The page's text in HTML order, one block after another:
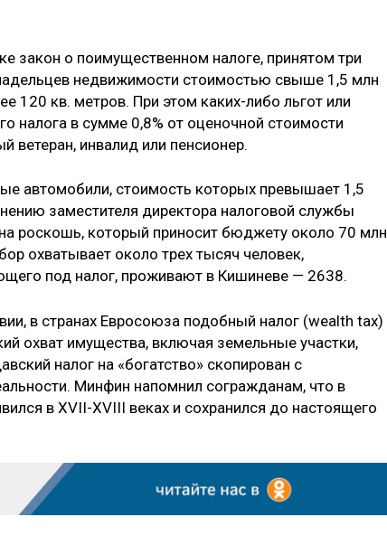
закон о поимущественном налоге, принятом три
недвижимости стоимостью свыше 1,5 млн
120 кв. метров. При этом каких-либо льгот или
налога в сумме 0,8% от оценочной стоимости
ветеран, инвалид или пенсионер.
автомобили, стоимость которых превышает 1,5
заместителя директора налоговой службы
роскошь, который приносит бюджету около 70 млн
охватывает около трех тысяч человек,
под налог, проживают в Кишиневе — 2638.
в странах Евросоюза подобный налог (wealth tax)
охват имущества, включая земельные участки,
налог на «богатство» скопирован с
Минфин напомнил согражданам, что в
в XVII-XVIII веках и сохранился до настоящего